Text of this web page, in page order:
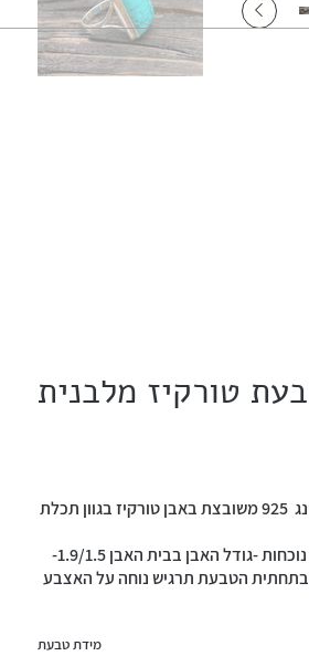
טורקיז מלבנית
טבעת כסף סטרלינג 925 משובצת באבן טורקיז בגוון תכלת
דומיננטית ובעלת נוכחות -גודל האבן בבית האבן 1.9/1.5-
הטבעת תרגיש נוחה על האצבע
מידת טבעת